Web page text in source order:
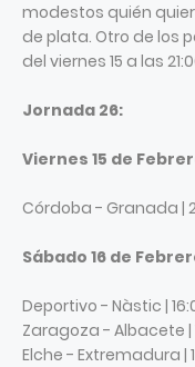
modestos quién
de plata. Otro de los
del viernes 15 a las
Jornada 26:
Viernes 15 de
Córdoba - Granada |
Sábado 16 de
Deportivo - Nàstic |
Zaragoza - Albacete |
Elche - Extremadura |